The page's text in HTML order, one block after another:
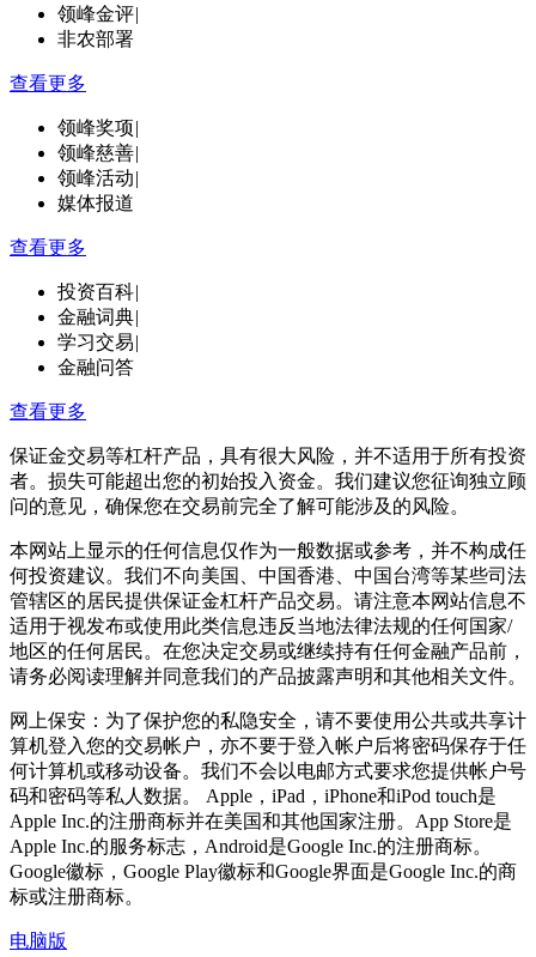
领峰金评|
非农部署
查看更多
领峰奖项|
领峰慈善|
领峰活动|
媒体报道
查看更多
投资百科|
金融词典|
学习交易|
金融问答
查看更多
保证金交易等杠杆产品，具有很大风险，并不适用于所有投资
者。损失可能超出您的初始投入资金。我们建议您征询独立顾
问的意见，确保您在交易前完全了解可能涉及的风险。
本网站上显示的任何信息仅作为一般数据或参考，并不构成任
何投资建议。我们不向美国、中国香港、中国台湾等某些司法
管辖区的居民提供保证金杠杆产品交易。请注意本网站信息不
适用于视发布或使用此类信息违反当地法律法规的任何国家/
地区的任何居民。在您决定交易或继续持有任何金融产品前，
请务必阅读理解并同意我们的产品披露声明和其他相关文件。
网上保安：为了保护您的私隐安全，请不要使用公共或共享计
算机登入您的交易帐户，亦不要于登入帐户后将密码保存于任
何计算机或移动设备。我们不会以电邮方式要求您提供帐户号
码和密码等私人数据。 Apple，iPad，iPhone和iPod touch是
Apple Inc.的注册商标并在美国和其他国家注册。App Store是
Apple Inc.的服务标志，Android是Google Inc.的注册商标。
Google徽标，Google Play徽标和Google界面是Google Inc.的商
标或注册商标。
电脑版